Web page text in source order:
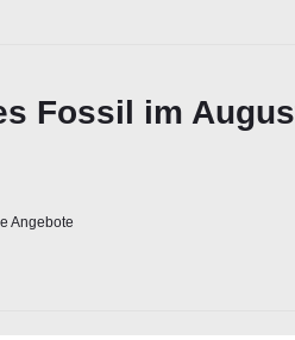
Fossil im
Angebote